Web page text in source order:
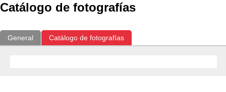
Catálogo de fotografías
General Catálogo de fotografías